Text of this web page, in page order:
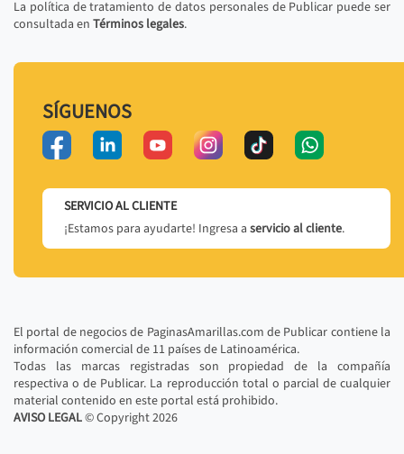
La política de tratamiento de datos personales de Publicar puede ser
consultada en Términos legales.
SÍGUENOS
SERVICIO AL CLIENTE
¡Estamos para ayudarte! Ingresa a servicio al cliente.
El portal de negocios de PaginasAmarillas.com de Publicar contiene la
información comercial de 11 países de Latinoamérica.
Todas las marcas registradas son propiedad de la compañía
respectiva o de Publicar. La reproducción total o parcial de cualquier
material contenido en este portal está prohibido.
AVISO LEGAL© Copyright2026